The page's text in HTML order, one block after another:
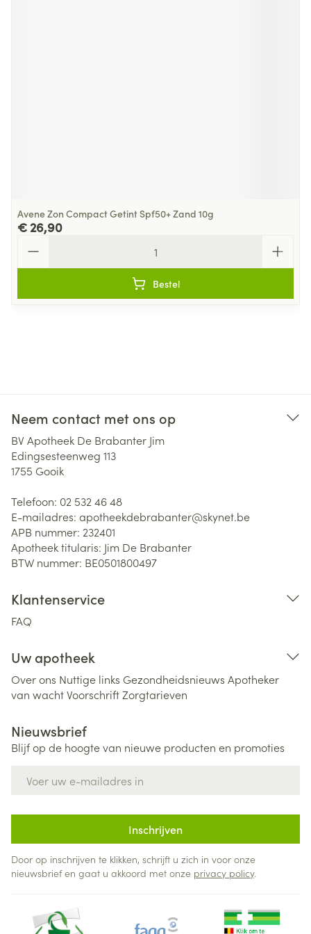
Avene Zon Compact Getint Spf50+ Zand 10g
€ 26,90
Bestel
Neem contact met ons op
BV Apotheek De Brabanter Jim
Edingsesteenweg 113
1755 Gooik
Telefoon: 02 532 46 48
E-mailadres: apotheekdebrabanter@skynet.be
APB nummer: 232401
Apotheek titularis: Jim De Brabanter
BTW nummer: BE0501800497
Klantenservice
FAQ
Uw apotheek
Over ons Nuttige links Gezondheidsnieuws Apotheker
van wachtVoorschriftZorgtarieven
Nieuwsbrief
Blijf op de hoogte van nieuwe producten en promoties
Inschrijven
Door op inschrijven te klikken, schrijft u zich in voor onze
nieuwsbrief en gaat u akkoord met onze privacy policy.